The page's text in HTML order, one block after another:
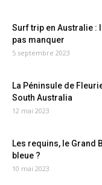
Surf trip en Australie :
pas manquer
5 septembre 2023
La Péninsule de
South Australia
12 mai 2023
Les requins, le Grand
bleue ?
10 mai 2023